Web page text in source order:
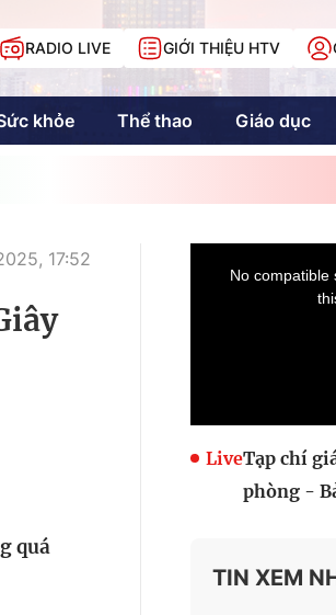
RADIO LIVE GIỚI THIỆU HTV
khỏe Thể thao Giáo dục
đua xe đạp
17:52
quá
LiveTạp chí
phòng -
TIN XEM